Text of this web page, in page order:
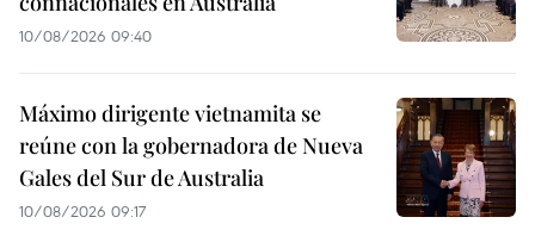
10/08/2026 09:40
Máximo dirigente vietnamita se
reúne con la gobernadora de Nueva
Gales del Sur de Australia
10/08/2026 09:17